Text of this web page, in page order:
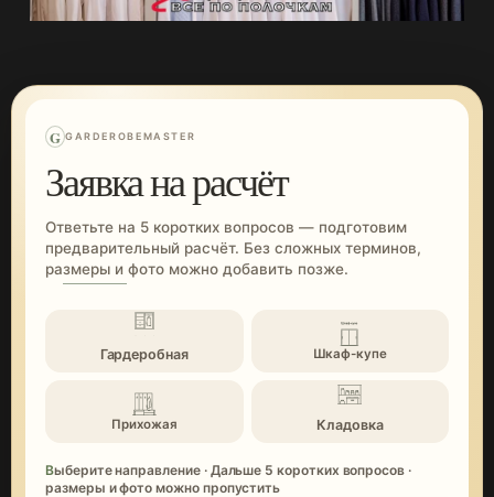
G GARDEROBEMASTER
Заявка на расчёт
Ответьте на 5 коротких вопросов — подготовим
предварительный расчёт. Без сложных терминов,
размеры и фото можно добавить позже.
Гардеробная Шкаф-купе
Прихожая Кладовка
Выберите направление · Дальше 5 коротких вопросов ·
размеры и фото можно пропустить